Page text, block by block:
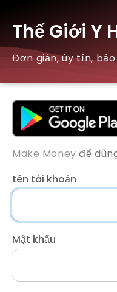
Thế Giới Y
Đơn giản, úy tín,
Make Money để
tên tài khoản
Mật khẩu